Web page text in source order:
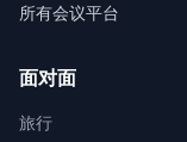
所有会议平台
面对面
旅行